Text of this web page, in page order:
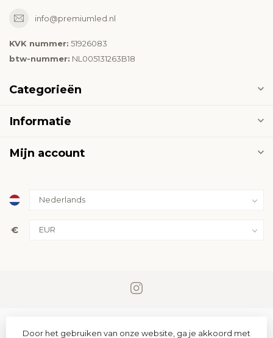
info@premiumled.nl
KVK nummer: 51926083
btw-nummer: NL005131263B18
Categorieën
Informatie
Mijn account
€
Door het gebruiken van onze website, ga je akkoord met